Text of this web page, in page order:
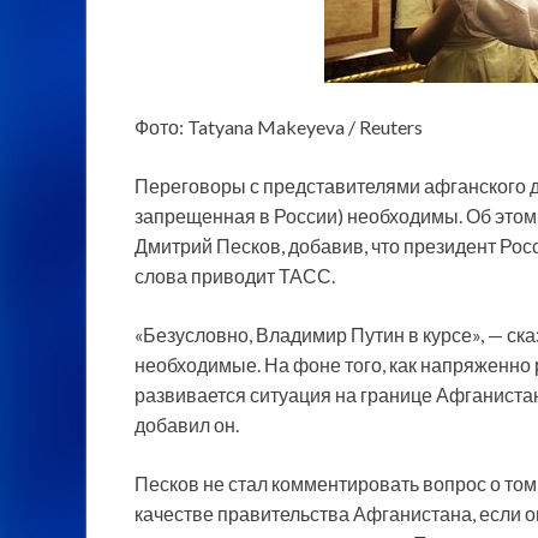
Фото: Tatyana Makeyeva / Reuters
Переговоры с представителями афганского
запрещенная в России) необходимы. Об
Дмитрий Песков, добавив, что президент
слова приводит ТАСС.
«Безусловно, Владимир Путин в курсе», —
необходимые. На фоне того, как напряженно
развивается ситуация на границе
добавил он.
Песков не стал комментировать вопрос о
качестве правительства Афганистана, если